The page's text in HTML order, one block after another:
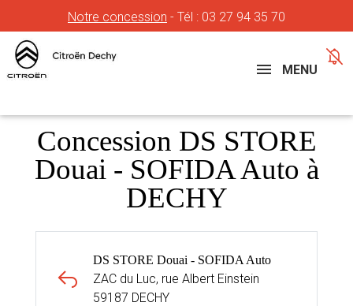
Notre concession - Tél : 03 27 94 35 70
Concessions
MENU
Concession DS STORE
Douai - SOFIDA Auto à
DECHY
DS STORE Douai - SOFIDA Auto
ZAC du Luc, rue Albert Einstein
59187 DECHY